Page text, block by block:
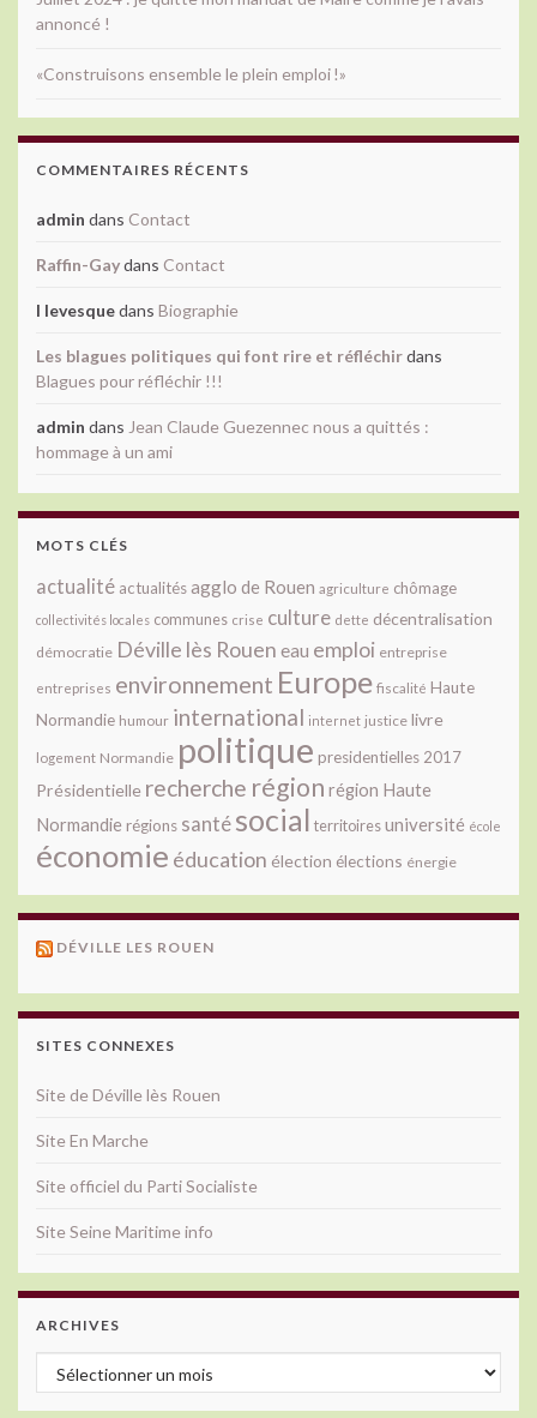
annoncé !
«Construisons ensemble le plein emploi !»
COMMENTAIRES RÉCENTS
admin dans Contact
Raffin-Gaydans Contact
l levesquedans Biographie
Les blagues politiques qui font rire et réfléchirdans
Blagues pour réfléchir !!!
admin dans Jean Claude Guezennec nous a quittés :
hommage à un ami
MOTS CLÉS
actualité actualitésagglo de Rouen agriculture chômage
collectivités locales communes crise culture dette décentralisation
démocratie Déville lès Rouen eau emploi entreprise
entreprises environnement Europe fiscalité Haute
Normandie humour international internet justice livre
logement Normandie politique presidentielles 2017
Présidentielle recherche région région Haute
Normandie régions santésocial territoiresuniversité école
économie éducation élection élections énergie
DÉVILLE LES ROUEN
SITES CONNEXES
Site de Déville lès Rouen
Site En Marche
Site officiel du Parti Socialiste
Site Seine Maritime info
ARCHIVES
Archives